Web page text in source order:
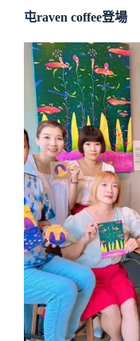
屯raven coffee登場